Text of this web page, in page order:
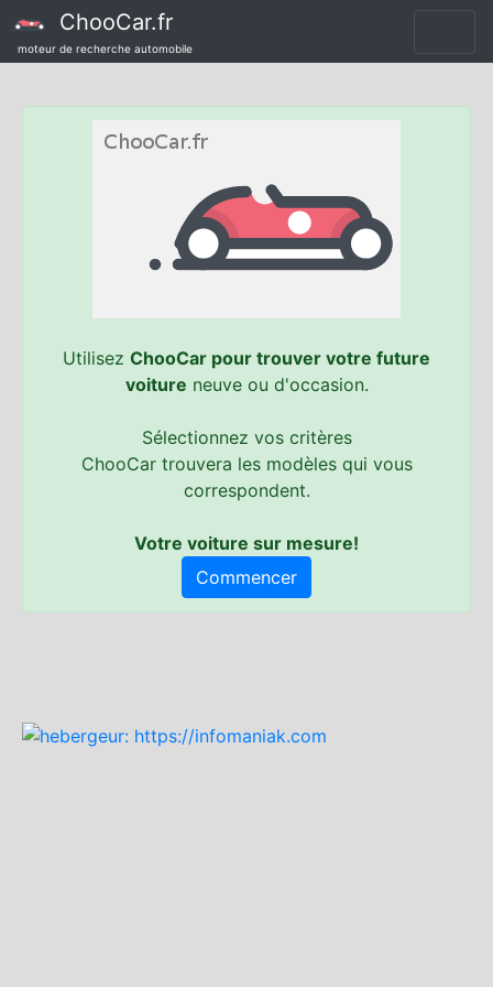
ChooCar.fr
moteur de recherche automobile
Utilisez ChooCar pour trouver votre future
voiture neuve ou d'occasion.
Sélectionnez vos critères
ChooCar trouvera les modèles qui vous
correspondent.
Votre voiture sur mesure!
Commencer